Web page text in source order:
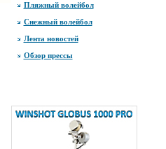
Пляжный волейбол
Снежный волейбол
Лента новостей
Обзор прессы